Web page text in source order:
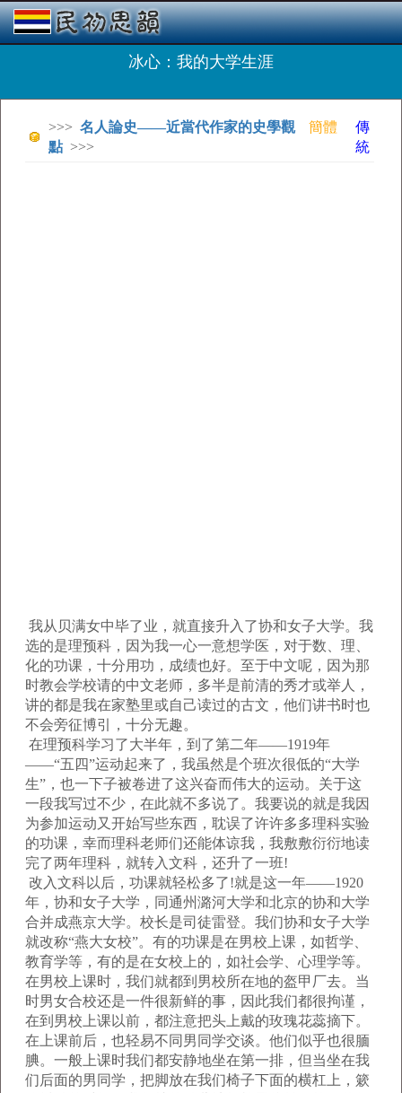
冰心：我的大学生涯
>>> 名人論史——近當代作家的史學觀
點 >>>
簡體
傳
統
我从贝满女中毕了业，就直接升入了协和女子大学。我
选的是理预科，因为我一心一意想学医，对于数、理、
化的功课，十分用功，成绩也好。至于中文呢，因为那
时教会学校请的中文老师，多半是前清的秀才或举人，
讲的都是我在家塾里或自己读过的古文，他们讲书时也
不会旁征博引，十分无趣。
在理预科学习了大半年，到了第二年——1919年
——“五四”运动起来了，我虽然是个班次很低的“大学
生”，也一下子被卷进了这兴奋而伟大的运动。关于这
一段我写过不少，在此就不多说了。我要说的就是我因
为参加运动又开始写些东西，耽误了许许多多理科实验
的功课，幸而理科老师们还能体谅我，我敷敷衍衍地读
完了两年理科，就转入文科，还升了一班!
改入文科以后，功课就轻松多了!就是这一年——1920
年，协和女子大学，同通州潞河大学和北京的协和大学
合并成燕京大学。校长是司徒雷登。我们协和女子大学
就改称“燕大女校”。有的功课是在男校上课，如哲学、
教育学等，有的是在女校上的，如社会学、心理学等。
在男校上课时，我们就都到男校所在地的盔甲厂去。当
时男女合校还是一件很新鲜的事，因此我们都很拘谨，
在到男校上课以前，都注意把头上戴的玫瑰花蕊摘下。
在上课前后，也轻易不同男同学交谈。他们似乎也很腼
腆。一般上课时我们都安静地坐在第一排，但当坐在我
们后面的男同学，把脚放在我们椅子下面的横杠上，簌